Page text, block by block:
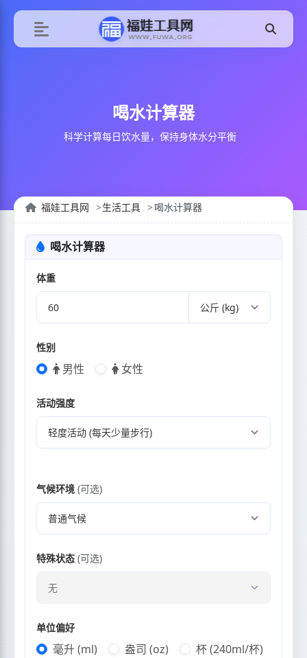
喝水计算器
科学计算每日饮水量，保持身体水分平衡
福娃工具网 生活工具 喝水计算器
喝水计算器
体重
性别
男性 女性
活动强度
气候环境 (可选)
特殊状态 (可选)
单位偏好
毫升 (ml) 盎司 (oz) 杯 (240ml/杯)